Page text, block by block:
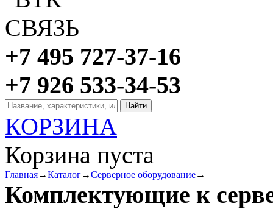
+7 495 727-37-16
+7 926 533-34-53
КОРЗИНА
Корзина пуста
Главная→Каталог→Серверное оборудование→
Комплектующие к